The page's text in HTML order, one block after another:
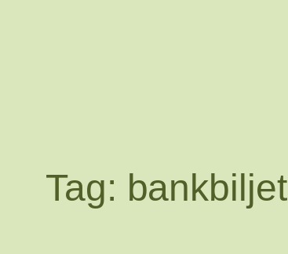
Tag: bankbiljet